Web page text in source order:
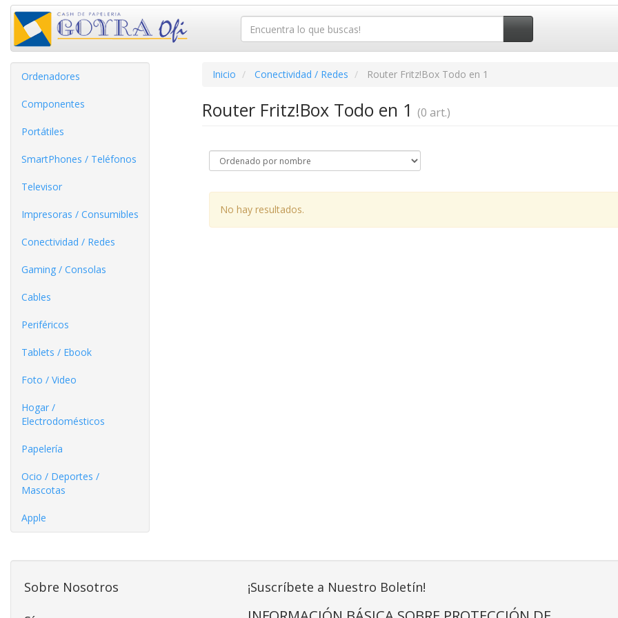
Ordenadores
Componentes
Portátiles
SmartPhones / Teléfonos
Televisor
Impresoras / Consumibles
Conectividad / Redes
Gaming / Consolas
Cables
Periféricos
Tablets / Ebook
Foto / Video
Hogar /
Electrodomésticos
Papelería
Ocio / Deportes /
Mascotas
Apple
Inicio Conectividad / Redes Router Fritz!Box Todo en 1
Router Fritz!Box Todo en 1 (0 art.)
No hay resultados.
Sobre Nosotros ¡Suscríbete a Nuestro Boletín!